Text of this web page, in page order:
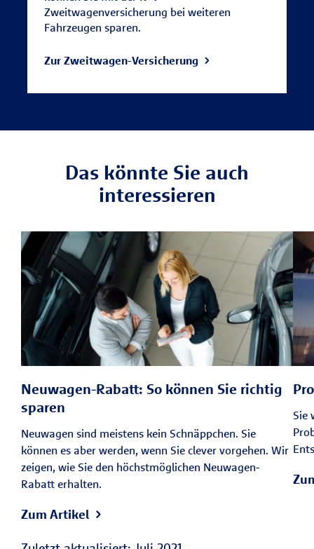
Zweitwagenversicherung bei weiteren
Fahrzeugen sparen.
Zur Zweitwagen-Versicherung
Das könnte Sie auch
interessieren
Neuwagen-Rabatt: So können Sie richtig
sparen
Neuwagen sind meistens kein Schnäppchen. Sie
können es aber werden, wenn Sie clever vorgehen. Wir
zeigen, wie Sie den höchstmöglichen Neuwagen-
Rabatt erhalten.
Zum Artikel
Sie